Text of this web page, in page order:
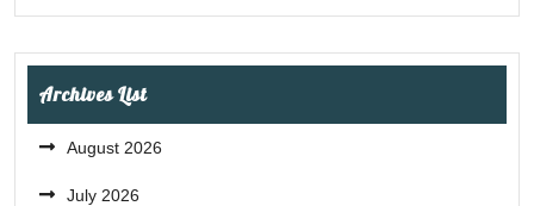
Archives List
August 2026
July 2026